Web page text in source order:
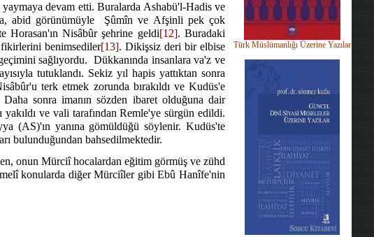
devam etti. Buralarda Ashabü'l-Hadis ve
abid görünümüyle
Şûmîn ve Afşinli pek çok
Horasan'ın Nisâbûr şehrine geldi[12]. Buradaki
benimsediler[13]. Dikişsiz deri bir elbise
sağlıyordu.
Dükkanında insanlara va'z ve
tutuklandı. Sekiz yıl hapis yattıktan sonra
terk etmek zorunda bırakıldı ve Kudüs'e
sonra imanın sözden ibaret olduğuna dair
ve vali tarafından Remle'ye sürgün edildi.
(AS)'ın yanına gömüldüğü söylenir. Kudüs'te
bulunduğundan bahsedilmektedir.
onun Mürciî hocalardan eğitim görmüş ve zühd
konularda diğer Mürciîler gibi Ebû Hanîfe'nin
Türk Müslümanlığı Üzerine Yazılar